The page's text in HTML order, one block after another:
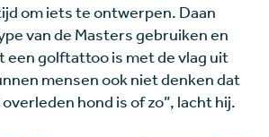
om iets te ontwerpen. Daan
van de Masters gebruiken en
een golftattoo is met de vlag uit
mensen ook niet denken dat
hond is of zo”, lacht hij.